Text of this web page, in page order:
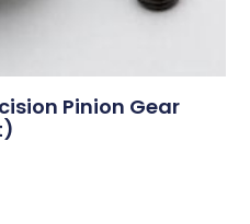
Pinion Gear